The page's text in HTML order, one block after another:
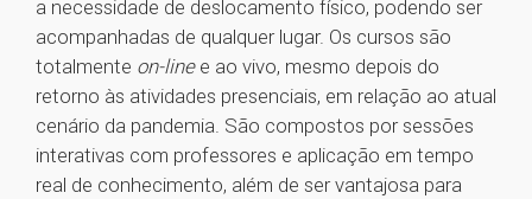
a necessidade de deslocamento físico, podendo ser
acompanhadas de qualquer lugar. Os cursos são
totalmente on-linee ao vivo, mesmo depois do
retorno às atividades presenciais, em relação ao atual
cenário da pandemia. São compostos por sessões
interativas com professores e aplicação em tempo
real de conhecimento, além de ser vantajosa para